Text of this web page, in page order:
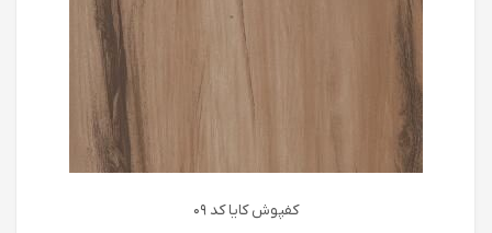
کفپوش كايا كد 09